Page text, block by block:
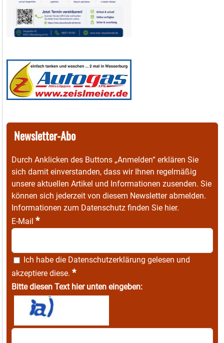
Newsletter-Abo
Durch Anklicken des Buttons „Anmelden“ erklären Sie
sich damit einverstanden, dass wir Ihnen regelmäßig
unsere aktuellen Artikel und Informationen zusenden. Sie
können sich jederzeit von diesem Newsletter abmelden.
Informationen zum Datenschutz finden Sie hier.
E-Mail *
Ich habe die Datenschutzerklärung gelesen und
akzeptiere diese. *
Bitte diesen Text hier unten eingeben: